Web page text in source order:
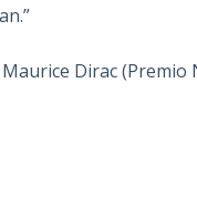
Dirac (Premio